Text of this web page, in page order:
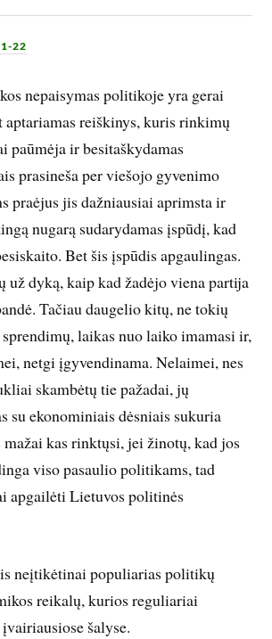
22
nepaisymas politikoje yra gerai
aptariamas reiškinys, kuris rinkimų
paūmėja ir besitaškydamas
prasineša per viešojo gyvenimo
praėjus jis dažniausiai aprimsta ir
nugarą sudarydamas įspūdį, kad
Bet šis įspūdis apgaulingas.
už dyką, kaip kad žadėjo viena partija
Tačiau daugelio kitų, ne tokių
laikas nuo laiko imamasi ir,
netgi įgyvendinama. Nelaimei, nes
skambėtų tie pažadai, jų
su ekonominiais dėsniais sukuria
mažai kas rinktųsi, jei žinotų, kad jos
viso pasaulio politikams, tad
apgailėti Lietuvos politinės
neįtikėtinai populiarias politikų
reikalų, kurios reguliariai
šalyse.